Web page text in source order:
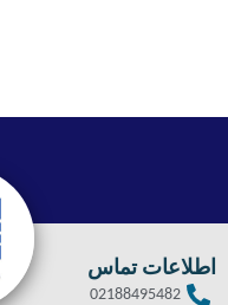
اطلاعات تماس
02188495482